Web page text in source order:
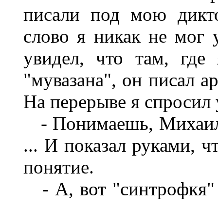
писали под мою
слово я никак не мог
увидел, что там, где
"мувазана", он писал
На перерыве я спросил
- Понимаешь,
... И показал руками,
понятие.
- А, вот "синтрофкя"